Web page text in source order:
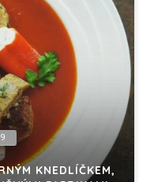
KNEDLÍČKEM,